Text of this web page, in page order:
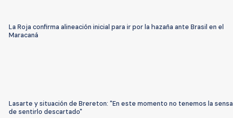
La Roja confirma alineación inicial para ir por la hazaña ante Brasil en el
Maracaná
Lasarte y situación de Brereton: "En este momento no tenemos la
de sentirlo descartado"